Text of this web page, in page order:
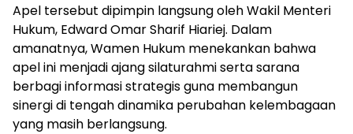
Apel tersebut dipimpin langsung oleh Wakil Menteri
Hukum, Edward Omar Sharif Hiariej. Dalam
amanatnya, Wamen Hukum menekankan bahwa
apel ini menjadi ajang silaturahmi serta sarana
berbagi informasi strategis guna membangun
sinergi di tengah dinamika perubahan kelembagaan
yang masih berlangsung.